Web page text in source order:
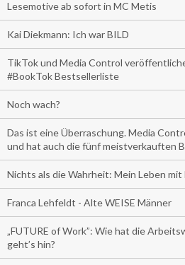
Lesemotive ab sofort in MC Metis
Kai Diekmann: Ich war BILD
TikTok und Media Control
#BookTok Bestsellerliste
Noch wach?
Das ist eine Überraschung. Media
und hat auch die fünf meistverkauften
Nichts als die Wahrheit: Mein Leben
Franca Lehfeldt - Alte WEISE Männer
„FUTURE of Work”: Wie hat die
geht’s hin?